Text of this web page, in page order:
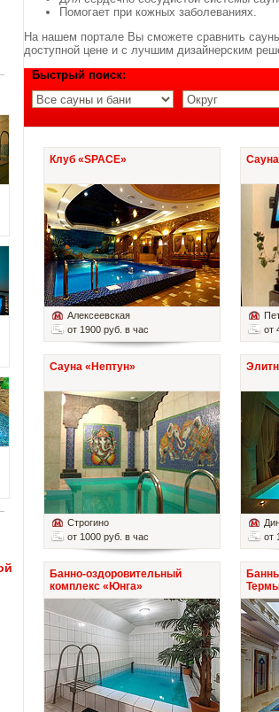
Помогает при кожных заболеваниях.
На нашем портале Вы сможете сравнить
доступной цене и с лучшим дизайнерским
Быстрый поиск:
Клуб «SPACE»
Алексеевская
от 1900 руб. в час
от
Сауна «Нептун»
Строгино
от 1000 руб. в час
от
Банно-оздоровительный
комплекс «Юнга»